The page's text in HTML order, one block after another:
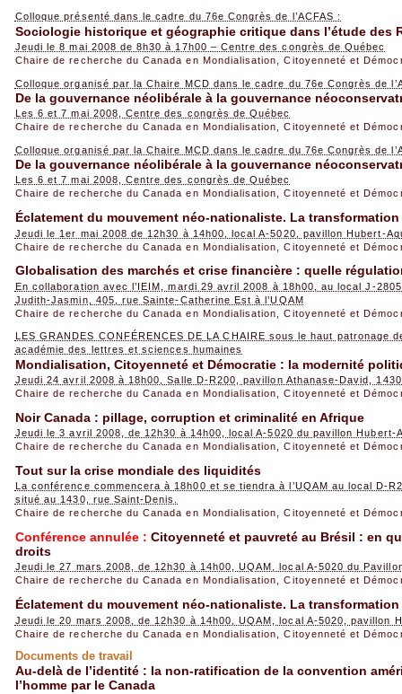
Colloque présenté dans le cadre du 76e Congrès de l’ACFAS :
Sociologie historique et géographie critique dans l’étude des
Jeudi le 8 mai 2008 de 8h30 à 17h00 – Centre des congrès de Québec
Chaire de recherche du Canada en Mondialisation, Citoyenneté et
Colloque organisé par la Chaire MCD dans le cadre du 76e Congrès de
De la gouvernance néolibérale à la gouvernance
Les 6 et 7 mai 2008, Centre des congrès de Québec
Chaire de recherche du Canada en Mondialisation, Citoyenneté et
Colloque organisé par la Chaire MCD dans le cadre du 76e Congrès de
De la gouvernance néolibérale à la gouvernance
Les 6 et 7 mai 2008, Centre des congrès de Québec
Chaire de recherche du Canada en Mondialisation, Citoyenneté et
Éclatement du mouvement néo-nationaliste. La
Jeudi le 1er mai 2008 de 12h30 à 14h00, local A-5020, pavillon Hubert-
Chaire de recherche du Canada en Mondialisation, Citoyenneté et
Globalisation des marchés et crise financière : quelle
En collaboration avec l’IEIM, mardi 29 avril 2008 à 18h00, au local J-
Judith-Jasmin, 405, rue Sainte-Catherine Est à l’UQAM
Chaire de recherche du Canada en Mondialisation, Citoyenneté et
LES GRANDES CONFÉRENCES DE LA CHAIRE sous le haut patronage
académie des lettres et sciences humaines
Mondialisation, Citoyenneté et Démocratie : la modernité
Jeudi 24 avril 2008 à 18h00, Salle D-R200, pavillon Athanase-David,
Chaire de recherche du Canada en Mondialisation, Citoyenneté et
Noir Canada : pillage, corruption et criminalité en Afrique
Jeudi le 3 avril 2008, de 12h30 à 14h00, local A-5020 du pavillon Hubert-
Chaire de recherche du Canada en Mondialisation, Citoyenneté et
Tout sur la crise mondiale des liquidités
La conférence commencera à 18h00 et se tiendra à l’UQAM au local D-
situé au 1430, rue Saint-Denis.
Chaire de recherche du Canada en Mondialisation, Citoyenneté et
Conférence annulée : Citoyenneté et pauvreté au Brésil : en
droits
Jeudi le 27 mars 2008, de 12h30 à 14h00, UQAM, local A-5020 du
Chaire de recherche du Canada en Mondialisation, Citoyenneté et
Éclatement du mouvement néo-nationaliste. La
Jeudi le 20 mars 2008, de 12h30 à 14h00, UQAM, local A-5020, pavillon
Chaire de recherche du Canada en Mondialisation, Citoyenneté et
Documents de travail
Au-delà de l’identité : la non-ratification de la convention
l’homme par le Canada